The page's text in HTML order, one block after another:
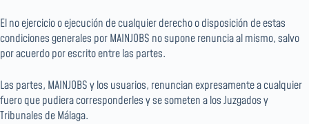
El no ejercicio o ejecución de cualquier derecho o disposición de estas
condiciones generales por MAINJOBS no supone renuncia al mismo, salvo
por acuerdo por escrito entre las partes.
Las partes, MAINJOBS y los usuarios, renuncian expresamente a cualquier
fuero que pudiera corresponderles y se someten a los Juzgados y
Tribunales de Málaga.